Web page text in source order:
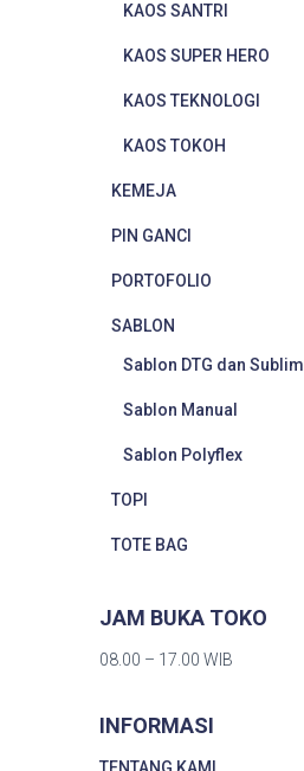
KAOS SANTRI
KAOS SUPER HERO
KAOS TEKNOLOGI
KAOS TOKOH
KEMEJA
PIN GANCI
PORTOFOLIO
SABLON
Sablon DTG dan Sublim
Sablon Manual
Sablon Polyflex
TOPI
TOTE BAG
JAM BUKA TOKO
08.00 – 17.00 WIB
INFORMASI